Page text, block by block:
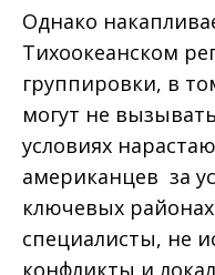
Однако
Тихоокеанском
группировки, в
могут не
условиях
американцев за
ключевых
специалисты, не